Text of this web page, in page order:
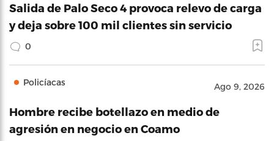
Salida de Palo Seco 4 provoca relevo de carga
y deja sobre 100 mil clientes sin servicio
0
Policíacas Ago 9, 2026
Hombre recibe botellazo en medio de
agresión en negocio en Coamo